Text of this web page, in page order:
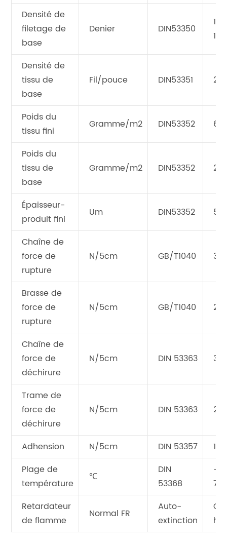
Densité de
filetage de
base
Denier DIN53350
Densité de
tissu de
base
Fil/pouce DIN53351
Poids du
tissu fini
Gramme/m2 DIN53352
Poids du
tissu de
base
Gramme/m2 DIN53352
Épaisseur-
produit fini
Um DIN53352 52
Chaîne de
force de
rupture
N/5cm GB/T1040
Brasse de
force de
rupture
N/5cm GB/T1040
Chaîne de
force de
déchirure
N/5cm DIN 53363
Trame de
force de
déchirure
N/5cm DIN 53363
Adhension N/5cm DIN 53357
120
Plage de
température
℃
DIN
53368
-
70
Retardateur
de flamme
Normal FR
Auto-
extinction